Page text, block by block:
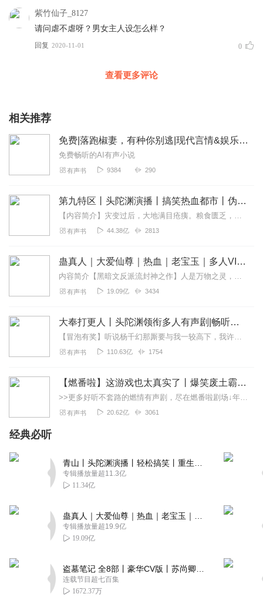
紫竹仙子_8127
请问虐不虐呀？男女主人设怎么样？
回复 2020-11-01 0
查看更多评论
相关推荐
免费|落跑椒妻，有种你别逃|现代言情&娱乐圈&萌宝
免费畅听的AI有声小说
有声书 9384 290
第九特区丨头陀渊演播丨搞笑热血都市丨伪戒丨VIP免费多人有声剧
【内容简介】灾变过后，大地满目疮痍。粮食匮乏，资源紧俏，局势混乱……一位从待规划区杀出来的青年，背对着漫天黄沙，孤身来到九区谋生，却不曾想偶然结识三五好友，一念...
有声书 44.38亿 2813
蛊真人｜大爱仙尊｜热血｜老宝玉｜多人VIP免费有声剧
内容简介【黑暗文反派流封神之作】人是万物之灵，蛊是天地真精。一个穿越者不断重生的故事。一个养蛊、炼蛊、用蛊的奇特世界。配音组（男角色）老宝玉旁白...
有声书 19.09亿 3434
大奉打更人丨头陀渊领衔多人有声剧|畅听全集|王鹤棣、田曦薇主演影视剧原著|卖报小郎君
【冒泡有奖】听说杨千幻那厮要与我一较高下，我许七安要开始装叉了！快进入声音播放页戳下方输入框，冒个泡偷偷告诉我，我要用哪些诗词才能胜过他？说得好的，有赏！202...
有声书 110.63亿 1754
【燃番啦】这游戏也太真实了丨爆笑废土霸榜神作丨紫襟剧社制作
>>更多好听不套路的燃情有声剧，尽在燃番啦剧场↓年度重磅推荐本专辑为VIP免费专辑每天上午10点5集更新，订阅可以听到最新内容哦！每周抽一个专辑五星优质评论送...
有声书 20.62亿 3061
经典必听
专辑播放量超11.3亿
11.34亿
专辑播放量超19.9亿
19.09亿
连载节目超七百集
1672.37万